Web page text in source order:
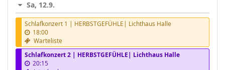
auswählen
Sa, 12.9.
Schlafkonzert 1 | HERBSTGEFÜHLE| Lichthaus Halle
18:00
Warteliste
Schlafkonzert 2 | HERBSTGEFÜHLE| Lichthaus Halle
20:15